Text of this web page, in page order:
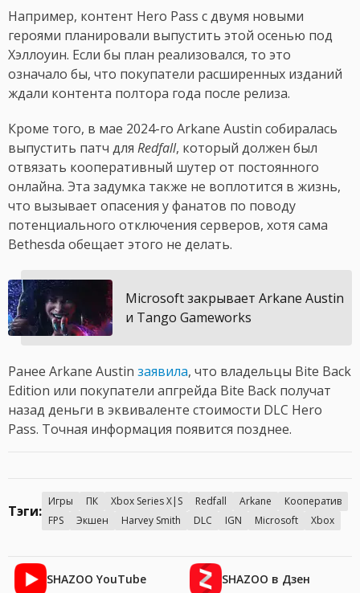
Например, контент Hero Pass с двумя новыми
героями планировали выпустить этой осенью под
Хэллоуин. Если бы план реализовался, то это
означало бы, что покупатели расширенных изданий
ждали контента полтора года после релиза.
Кроме того, в мае 2024-го Arkane Austin собиралась
выпустить патч для Redfall, который должен был
отвязать кооперативный шутер от постоянного
онлайна. Эта задумка также не воплотится в жизнь,
что вызывает опасения у фанатов по поводу
потенциального отключения серверов, хотя сама
Bethesda обещает этого не делать.
Microsoft закрывает Arkane Austin
и Tango Gameworks
Ранее Arkane Austin заявила, что владельцы Bite Back
Edition или покупатели апгрейда Bite Back получат
назад деньги в эквиваленте стоимости DLC Hero
Pass. Точная информация появится позднее.
Тэги:
Игры ПК Xbox Series X|S Redfall Arkane
Кооператив
FPS
Экшен Harvey Smith DLC IGN Microsoft Xbox
SHAZOO YouTube SHAZOO в Дзен